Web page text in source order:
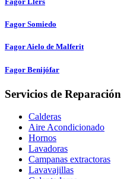
Fagor Somiedo
Fagor Aielo de Malferit
Fagor Benijófar
Servicios de Reparación
Calderas
Aire Acondicionado
Hornos
Lavadoras
Campanas extractoras
Lavavajillas